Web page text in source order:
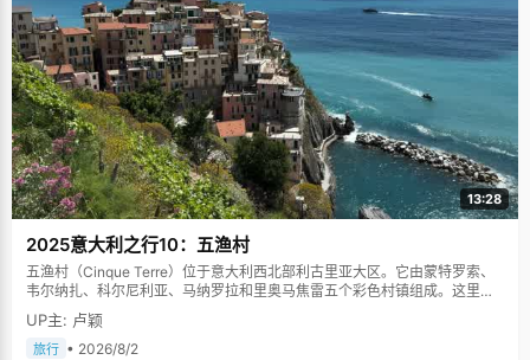
13:28
2025意大利之行10：五渔村
五渔村（Cinque Terre）位于意大利西北部利古里亚大区。它由蒙特罗索、
韦尔纳扎、科尔尼利亚、马纳罗拉和里奥马焦雷五个彩色村镇组成。这里依
山傍海，房屋色彩斑斓，1997年被列为世界文化遗产。
UP主: 卢颖
旅行 • 2026/8/2